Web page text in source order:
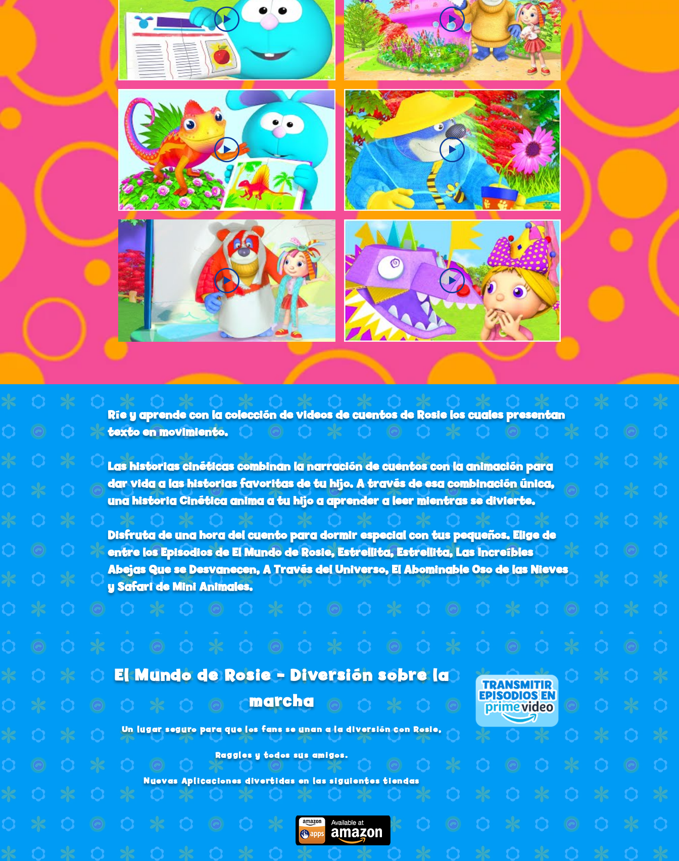
Ríe y aprende con la colección de videos de cuentos de Rosie los cuales presentan
texto en movimiento.
Las historias cinéticas combinan la narración de cuentos con la animación para
dar vida a las historias favoritas de tu hijo. A través de esa combinación única,
una historia Cinética anima a tu hijo a aprender a leer mientras se divierte.
Disfruta de una hora del cuento para dormir especial con tus pequeños. Elige de
entre los Episodios de El Mundo de Rosie, Estrellita, Estrellita, Las Increíbles
Abejas Que se Desvanecen, A Través del Universo, El Abominable Oso de las Nieves
y Safari de Mini Animales.
El Mundo de Rosie - Diversión sobre la
marcha
Un lugar seguro para que los fans se unan a la diversión con Rosie,
Raggles y todos sus amigos.
Nuevas Aplicaciones divertidas en las siguientes tiendas